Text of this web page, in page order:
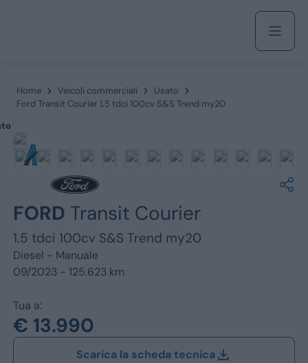
Acquista
Marchi
Alfa Romeo
Home Veicoli commerciali
Usato
Ford Transit Courier 1.5 tdci 100cv S&S Trend my20
FORD Transit Courier
1.5 tdci 100cv S&S Trend my20
Diesel - Manuale
09/2023 - 125.623 km
Tua a:
€ 13.990
Scarica la scheda tecnica